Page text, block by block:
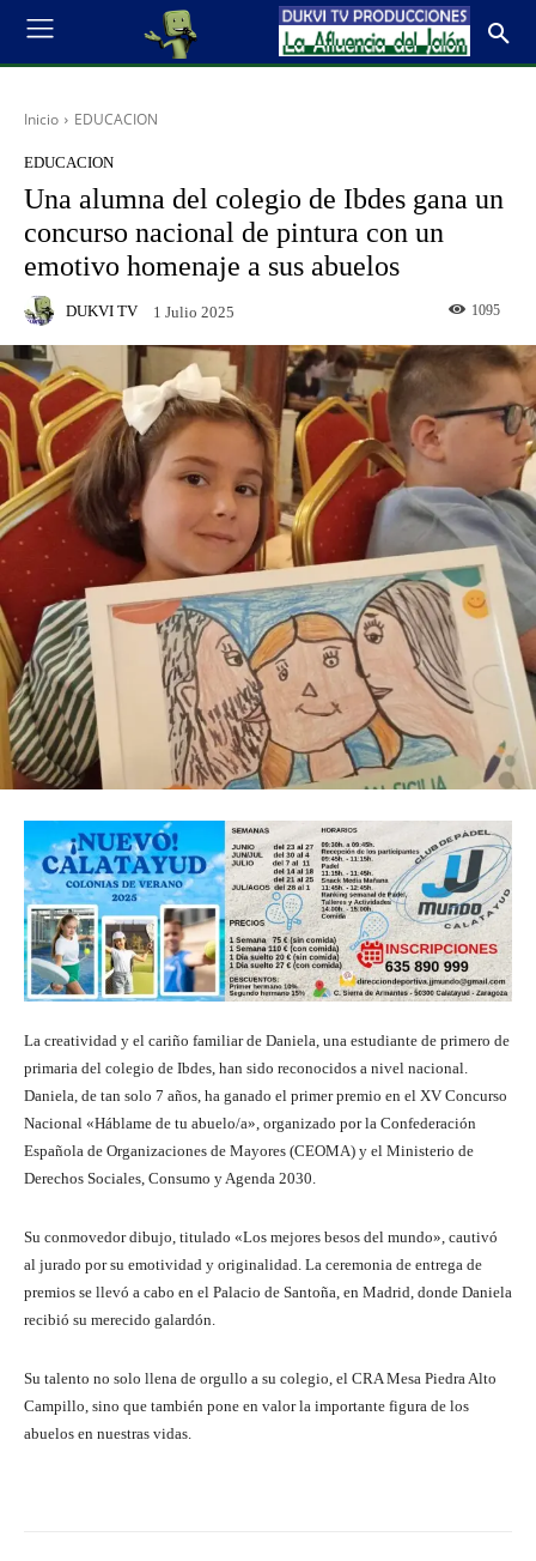
Inicio EDUCACION
EDUCACION
Una alumna del colegio de Ibdes gana un
concurso nacional de pintura con un
emotivo homenaje a sus abuelos
DUKVI TV 1 Julio 2025 1095
La creatividad y el cariño familiar de Daniela, una estudiante de primero de
primaria del colegio de Ibdes, han sido reconocidos a nivel nacional.
Daniela, de tan solo 7 años, ha ganado el primer premio en el XV Concurso
Nacional «Háblame de tu abuelo/a», organizado por la Confederación
Española de Organizaciones de Mayores (CEOMA) y el Ministerio de
Derechos Sociales, Consumo y Agenda 2030.
Su conmovedor dibujo, titulado «Los mejores besos del mundo», cautivó
al jurado por su emotividad y originalidad. La ceremonia de entrega de
premios se llevó a cabo en el Palacio de Santoña, en Madrid, donde Daniela
recibió su merecido galardón.
Su talento no solo llena de orgullo a su colegio, el CRA Mesa Piedra Alto
Campillo, sino que también pone en valor la importante figura de los
abuelos en nuestras vidas.